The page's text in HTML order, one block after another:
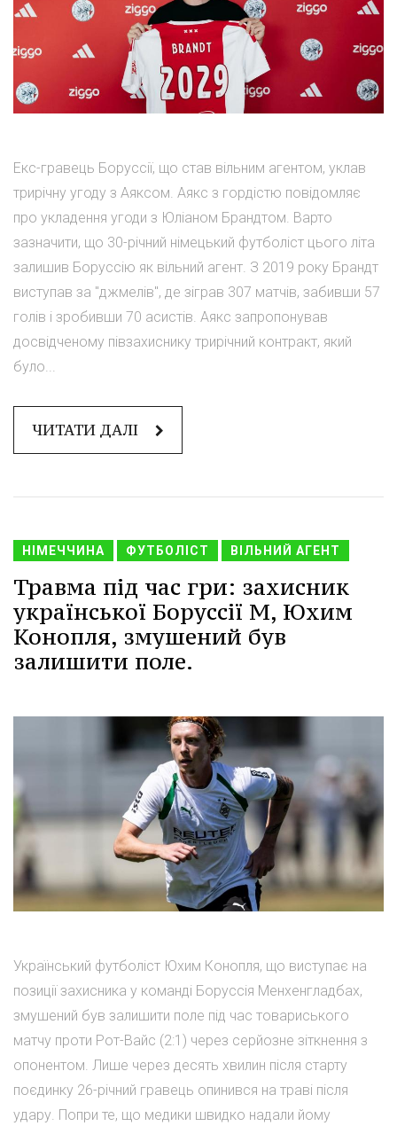
Екс-гравець Боруссії, що став вільним агентом, уклав
трирічну угоду з Аяксом. Аякс з гордістю повідомляє
про укладення угоди з Юліаном Брандтом. Варто
зазначити, що 30-річний німецький футболіст цього літа
залишив Боруссію як вільний агент. З 2019 року Брандт
виступав за "джмелів", де зіграв 307 матчів, забивши 57
голів і зробивши 70 асистів. Аякс запропонував
досвідченому півзахиснику трирічний контракт, який
було...
ЧИТАТИ ДАЛІ
НІМЕЧЧИНА ФУТБОЛІСТ ВІЛЬНИЙ АГЕНТ
Травма під час гри: захисник
української Боруссії М, Юхим
Конопля, змушений був
залишити поле.
Український футболіст Юхим Конопля, що виступає на
позиції захисника у команді Боруссія Менхенгладбах,
змушений був залишити поле під час товариського
матчу проти Рот-Вайс (2:1) через серйозне зіткнення з
опонентом. Лише через десять хвилин після старту
поєдинку 26-річний гравець опинився на траві після
удару. Попри те, що медики швидко надали йому